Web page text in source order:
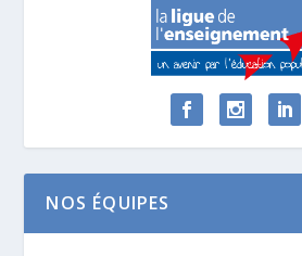
NOS ÉQUIPES